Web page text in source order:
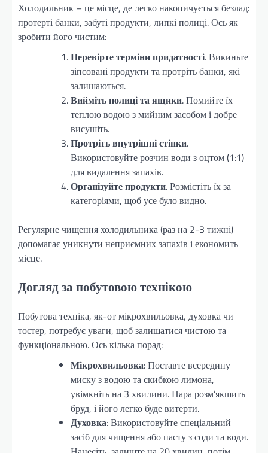
Холодильник – це місце, де легко накопичується безлад:
протерті банки, забуті продукти, липкі полиці. Ось як
зробити його чистим:
Перевірте терміни придатності. Викиньте
зіпсовані продукти та протріть банки, які
залишаються.
Вийміть полиці та ящики. Помийте їх
теплою водою з мийним засобом і добре
висушіть.
Протріть внутрішні стінки.
Використовуйте розчин води з оцтом (1:1)
для видалення запахів.
Організуйте продукти. Розмістіть їх за
категоріями, щоб усе було видно.
Регулярне чищення холодильника (раз на 2-3 тижні)
допомагає уникнути неприємних запахів і економить
місце.
Догляд за побутовою технікою
Побутова техніка, як-от мікрохвильовка, духовка чи
тостер, потребує уваги, щоб залишатися чистою та
функціональною. Ось кілька порад:
Мікрохвильовка: Поставте всередину
миску з водою та скибкою лимона,
увімкніть на 3 хвилини. Пара розм’якшить
бруд, і його легко буде витерти.
Духовка: Використовуйте спеціальний
засіб для чищення або пасту з соди та води.